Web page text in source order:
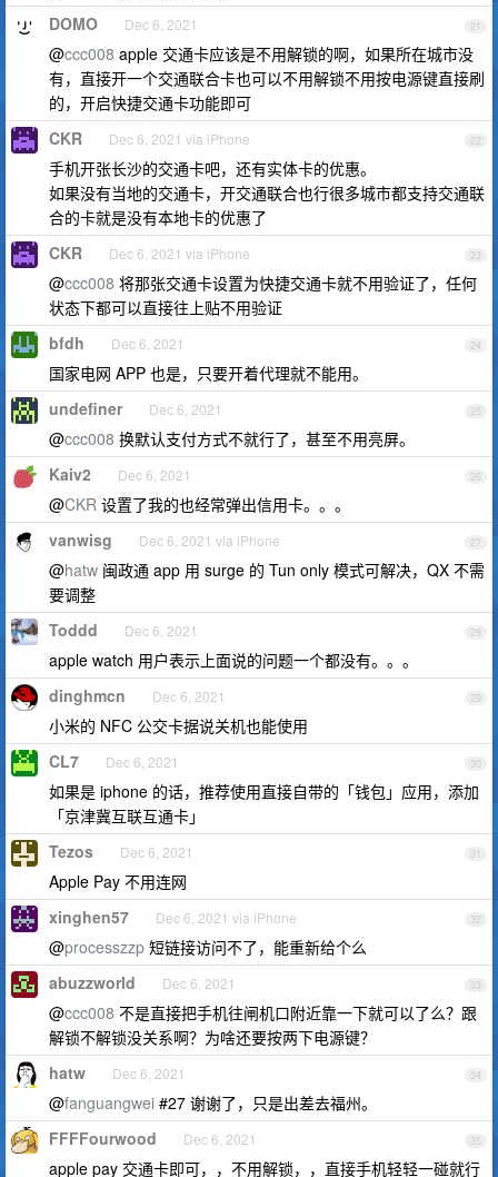
21
DOMO Dec 6, 2021
@ccc008 apple 交通卡应该是不用解锁的啊，如果所在城市没
有，直接开一个交通联合卡也可以不用解锁不用按电源键直接刷
的，开启快捷交通卡功能即可
22
CKR Dec 6, 2021 via iPhone
手机开张长沙的交通卡吧，还有实体卡的优惠。
如果没有当地的交通卡，开交通联合也行很多城市都支持交通联
合的卡就是没有本地卡的优惠了
23
CKR Dec 6, 2021 via iPhone
@ccc008 将那张交通卡设置为快捷交通卡就不用验证了，任何
状态下都可以直接往上贴不用验证
24
bfdh Dec 6, 2021
国家电网 APP 也是，只要开着代理就不能用。
25
undefiner Dec 6, 2021
@ccc008 换默认支付方式不就行了，甚至不用亮屏。
26
Kaiv2 Dec 6, 2021
@CKR 设置了我的也经常弹出信用卡。。。
27
vanwisg Dec 6, 2021 via iPhone
@hatw 闽政通 app 用 surge 的 Tun only 模式可解决，QX 不需
要调整
28
Toddd Dec 6, 2021
apple watch 用户表示上面说的问题一个都没有。。。
29
dinghmcn Dec 6, 2021
小米的 NFC 公交卡据说关机也能使用
30
CL7 Dec 6, 2021
如果是 iphone 的话，推荐使用直接自带的「钱包」应用，添加
「京津冀互联互通卡」
31
Tezos Dec 6, 2021
Apple Pay 不用连网
32
xinghen57 Dec 6, 2021 via iPhone
@processzzp 短链接访问不了，能重新给个么
33
abuzzworld Dec 6, 2021
@ccc008 不是直接把手机往闸机口附近靠一下就可以了么？跟
解锁不解锁没关系啊？为啥还要按两下电源键？
34
hatw Dec 6, 2021
@fanguangwei #27 谢谢了，只是出差去福州。
35
FFFFourwood Dec 6, 2021
apple pay 交通卡即可，，不用解锁，，直接手机轻轻一碰就行